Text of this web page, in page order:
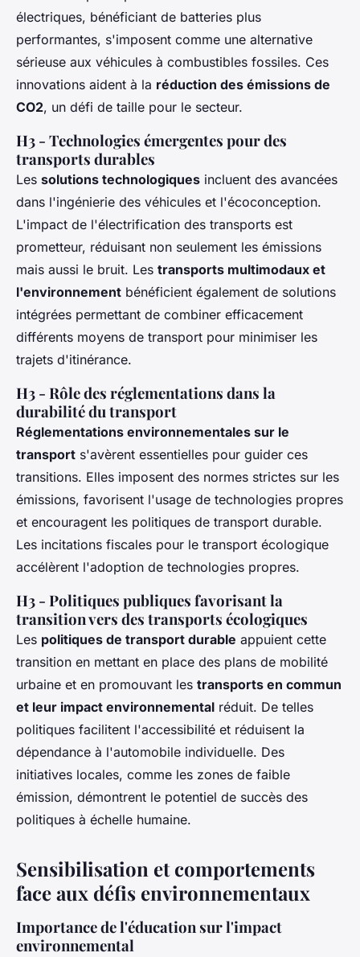
électriques, bénéficiant de batteries plus
performantes, s'imposent comme une alternative
sérieuse aux véhicules à combustibles fossiles. Ces
innovations aident à la réduction des émissions de
CO2, un défi de taille pour le secteur.
H3 - Technologies émergentes pour des
transports durables
Les solutions technologiques incluent des avancées
dans l'ingénierie des véhicules et l'écoconception.
L'impact de l'électrification des transports est
prometteur, réduisant non seulement les émissions
mais aussi le bruit. Les transports multimodaux et
l'environnement bénéficient également de solutions
intégrées permettant de combiner efficacement
différents moyens de transport pour minimiser les
trajets d'itinérance.
H3 - Rôle des réglementations dans la
durabilité du transport
Réglementations environnementales sur le
transport s'avèrent essentielles pour guider ces
transitions. Elles imposent des normes strictes sur les
émissions, favorisent l'usage de technologies propres
et encouragent les politiques de transport durable.
Les incitations fiscales pour le transport écologique
accélèrent l'adoption de technologies propres.
H3 - Politiques publiques favorisant la
transition vers des transports écologiques
Les politiques de transport durable appuient cette
transition en mettant en place des plans de mobilité
urbaine et en promouvant les transports en commun
et leur impact environnemental réduit. De telles
politiques facilitent l'accessibilité et réduisent la
dépendance à l'automobile individuelle. Des
initiatives locales, comme les zones de faible
émission, démontrent le potentiel de succès des
politiques à échelle humaine.
Sensibilisation et comportements
face aux défis environnementaux
Importance de l'éducation sur l'impact
environnemental